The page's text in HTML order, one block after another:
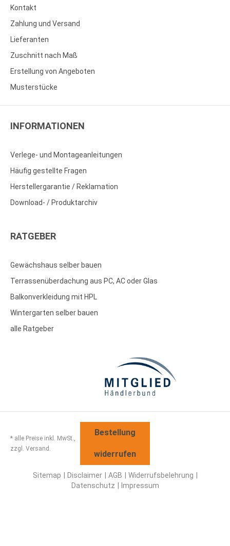
Kontakt
Zahlung und Versand
Lieferanten
Zuschnitt nach Maß
Erstellung von Angeboten
Musterstücke
INFORMATIONEN
Verlege- und Montageanleitungen
Häufig gestellte Fragen
Herstellergarantie / Reklamation
Download- / Produktarchiv
RATGEBER
Gewächshaus selber bauen
Terrassenüberdachung aus PC, AC oder Glas
Balkonverkleidung mit HPL
Wintergarten selber bauen
alle Ratgeber
* alle Preise inkl. MwSt.,
zzgl. Versand.
Bestellung
widerrufen
Sitemap Disclaimer AGB
Widerrufsbelehrung
Datenschutz
Impressum